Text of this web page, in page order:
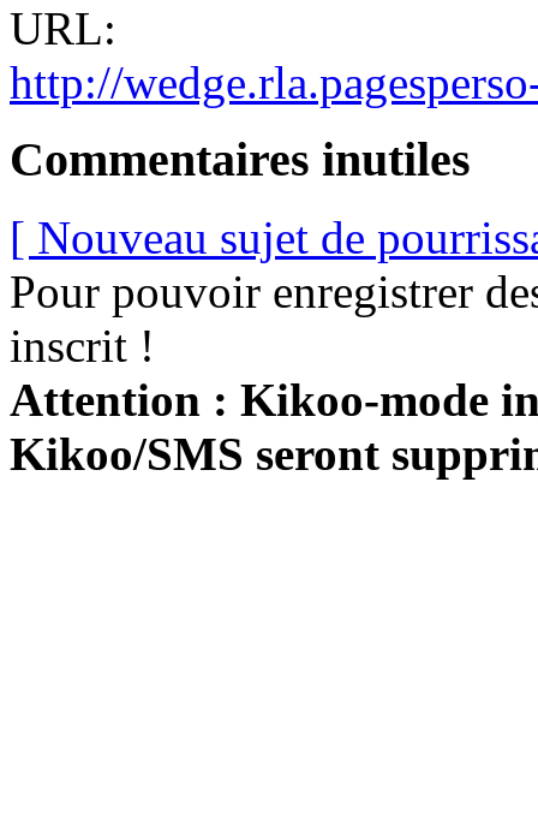
URL:
http://
Commentaires inutiles
[ Nouveau sujet de
Pour pouvoir enregistrer
inscrit !
Attention : Kikoo-mode
Kikoo/SMS seront